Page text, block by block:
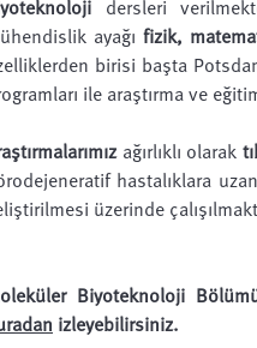
dersleri
ayağı fizik,
birisi başta
ile araştırma ve
ağırlıklı olarak
hastalıklara
üzerinde
Biyoteknoloji
izleyebilirsiniz.